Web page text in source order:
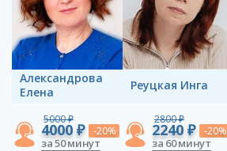
Александрова
Елена
5000 ₽
4000 ₽ -20%
за 50 минут
Реуцкая Инга
2800 ₽
2240 ₽ -20%
за 60 минут